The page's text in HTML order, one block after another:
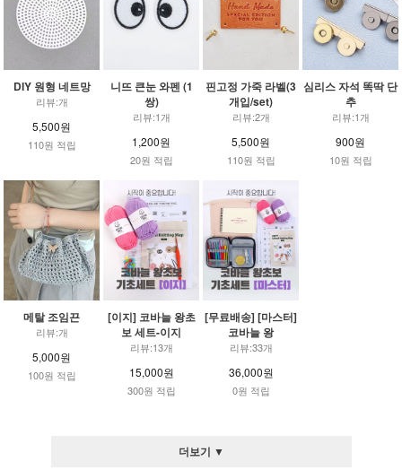
DIY 원형 네트망
리뷰:개
5,500원
110원 적립
니뜨 큰눈 와펜 (1
쌍)
리뷰:1개
1,200원
20원 적립
핀고정 가죽 라벨(3
개입/set)
리뷰:2개
5,500원
110원 적립
심리스 자석 똑딱 단
추
리뷰:1개
900원
10원 적립
메탈 조임끈
리뷰:개
5,000원
100원 적립
[이지] 코바늘 왕초
보 세트-이지
리뷰:13개
15,000원
300원 적립
[무료배송] [마스터]
코바늘 왕
리뷰:33개
36,000원
0원 적립
더보기 ▼